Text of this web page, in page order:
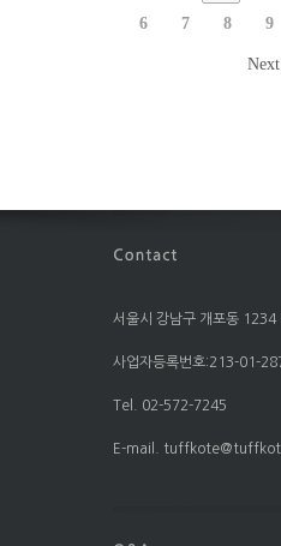
6 7 8 9
Next
서울시 강남구 개포동 1234
사업자등록번호:213-01-
Tel. 02-572-7245
E-mail.